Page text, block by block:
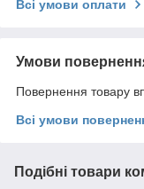
Всі умови оплати
Умови
Повернення товару
Всі умови
Подібні товари